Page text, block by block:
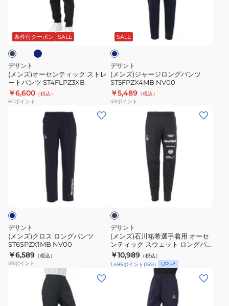
テ
ィ
ッ
ク
ス
ト
ST4FLPZ3XB
条件付クーポン SALE
デサント
(メンズ)オーセンティック ストレ
ートパンツ ST4FLPZ3XB
￥6,600 （税込）
60ポイント
ロ
ン
グ
パ
ン
ツ
SALE
ネ
イ
ビ
デサント
(メンズ)ジャージロングパンツ
ST5FPZX4MB NV00
￥5,489 （税込）
49ポイント
グ
パ
ン
ツ
ST6SPZX1MB
デサント
(メンズ)クロス ロングパンツ
ST6SPZX1MB NV00
￥6,589 （税込）
59ポイント
手
着
用
オ
ー
ブ
ラ
ッ
デサント
(メンズ)石川祐希選手着用 オーセ
ンティック スウェット ロングパ
ンツ ST5FPZ40M BK00
￥10,989 （税込）
1,485ポイント (15%) UP
ズ)SUNSCREEN